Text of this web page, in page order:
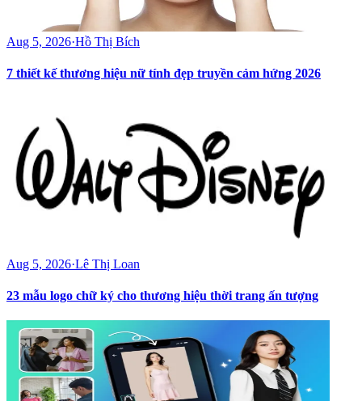
Aug 5, 2026·Hồ Thị Bích
7 thiết kế thương hiệu nữ tính đẹp truyền cảm hứng 2026
Aug 5, 2026·Lê Thị Loan
23 mẫu logo chữ ký cho thương hiệu thời trang ấn tượng